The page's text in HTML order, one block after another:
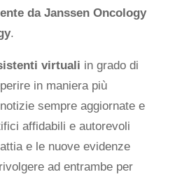
da Janssen Oncology
.
virtuali in grado di
in maniera più
sempre aggiornate e
affidabili e autorevoli
e le nuove evidenze
ad entrambe per